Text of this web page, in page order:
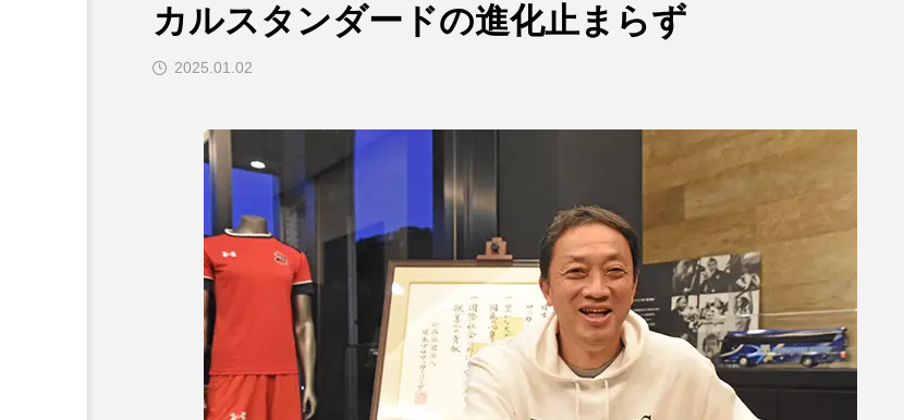
カルスタンダードの進化止まらず
2025.01.02